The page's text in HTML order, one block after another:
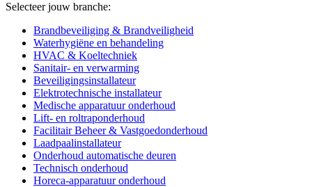
Selecteer jouw branche:
Brandbeveiliging & Brandveiligheid
Waterhygiëne en behandeling
HVAC & Koeltechniek
Sanitair- en verwarming
Beveiligingsinstallateur
Elektrotechnische installateur
Medische apparatuur onderhoud
Lift- en roltraponderhoud
Facilitair Beheer & Vastgoedonderhoud
Laadpaalinstallateur
Onderhoud automatische deuren
Technisch onderhoud
Horeca-apparatuur onderhoud